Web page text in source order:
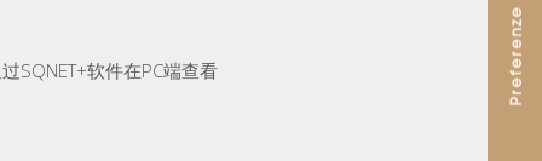
SQNET+软件在PC端查看